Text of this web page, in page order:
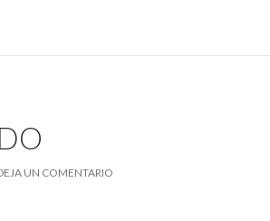
UN COMENTARIO